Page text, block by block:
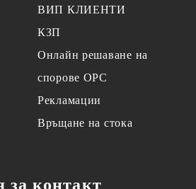
ВИП КЛИЕНТИ
КЗП
Онлайн решаване на
спорове OPC
Рекламации
Връщане на стока
контакт